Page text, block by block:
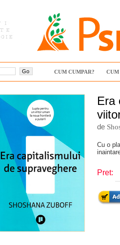
CUM CUMPAR? CUM
Era
de
Cu o
Pret: